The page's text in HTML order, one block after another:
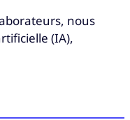
nous
(IA),